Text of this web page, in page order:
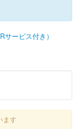
ービス付き）
ます